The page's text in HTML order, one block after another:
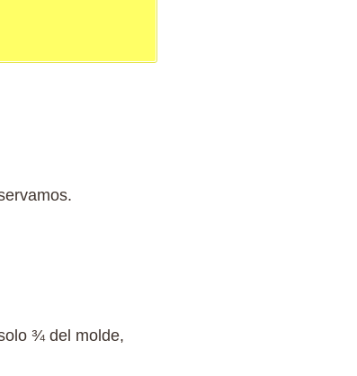
¾ del molde,